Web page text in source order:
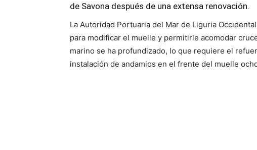
de Savona después de una extensa renovación.
La Autoridad Portuaria del Mar de Liguria
para modificar el muelle y permitirle acomodar
marino se ha profundizado, lo que requiere el
instalación de andamios en el frente del muelle